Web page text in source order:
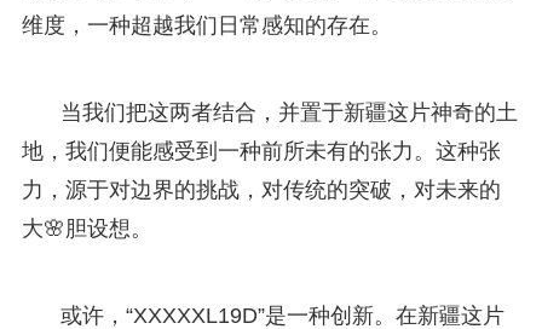
维度，一种超越我们日常感知的存在。
当我们把这两者结合，并置于新疆这片神奇的土
地，我们便能感受到一种前所未有的张力。这种张
力，源于对边界的挑战，对传统的突破，对未来的
大🌸胆设想。
或许，“XXXXXL19D”是一种创新。在新疆这片